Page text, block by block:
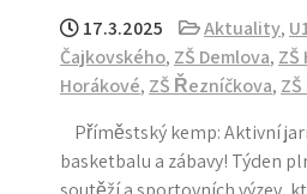
17.3.2025 Aktuality,
Čajkovského, ZŠ Demlova,
Horákové, ZŠ Řezníčkova,
Příměstský kemp: Aktivní
basketbalu a zábavy! Týden